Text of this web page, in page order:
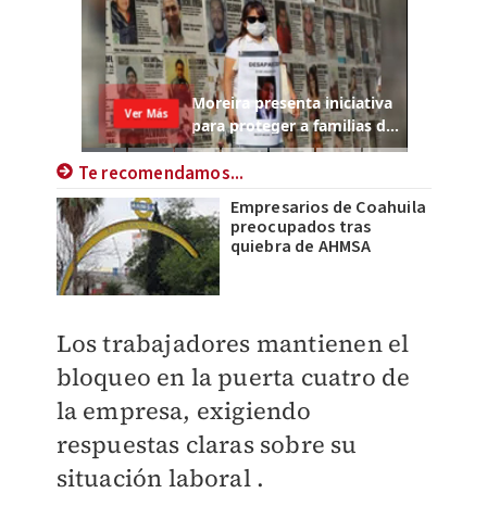
Te recomendamos...
Empresarios de Coahuila
preocupados tras
quiebra de AHMSA
Los trabajadores mantienen el
bloqueo en la puerta cuatro de
la empresa, exigiendo
respuestas claras sobre su
situación laboral .